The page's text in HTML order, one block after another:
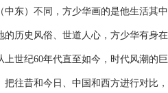
东）不同，方少华画的是他生活其中
的历史风俗、世道人心，方少华有身在
世纪60年代直至如今，时代风潮的巨
往昔和今日、中国和西方进行对比，